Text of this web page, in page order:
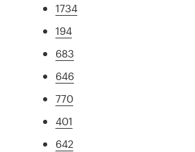
1734
194
683
646
770
401
642